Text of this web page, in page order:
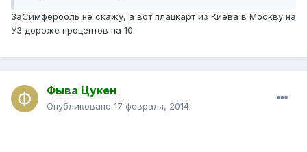
ЗаСимферооль не скажу, а вот плацкарт из Киева в Москву на
УЗ дороже процентов на 10.
Фыва Цукен
Опубликовано 17 февраля, 2014